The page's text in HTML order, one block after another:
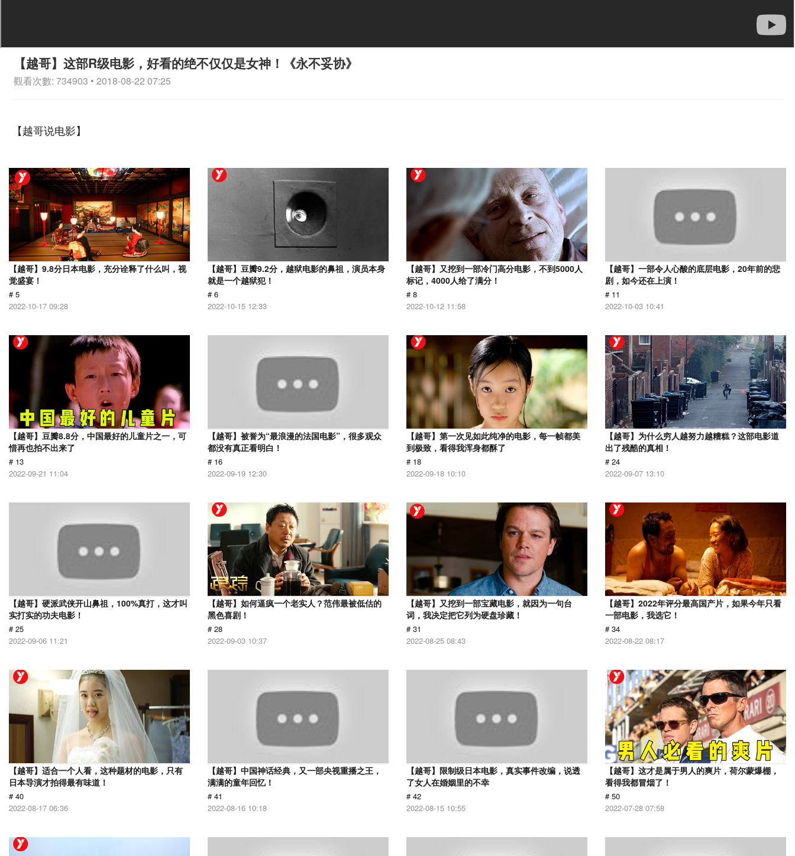
【越哥】这部R级电影，好看的绝不仅仅是女神！《永不妥协》
觀看次數: 734903 • 2018-08-22 07:25
【越哥说电影】
【越哥】9.8分日本电影，充分诠释了什么叫，视
觉盛宴！
# 5
2022-10-17 09:28
【越哥】豆瓣9.2分，越狱电影的鼻祖，演员本身
就是一个越狱犯！
# 6
2022-10-15 12:33
【越哥】又挖到一部冷门高分电影，不到5000人
标记，4000人给了满分！
# 8
2022-10-12 11:58
【越哥】一部令人心酸的底层电影，20年前的悲
剧，如今还在上演！
# 11
2022-10-03 10:41
【越哥】豆瓣8.8分，中国最好的儿童片之一，可
惜再也拍不出来了
# 13
2022-09-21 11:04
【越哥】被誉为“最浪漫的法国电影”，很多观众
都没有真正看明白！
# 16
2022-09-19 12:30
【越哥】第一次见如此纯净的电影，每一帧都美
到极致，看得我浑身都酥了
# 18
2022-09-18 10:10
【越哥】为什么穷人越努力越糟糕？这部电影道
出了残酷的真相！
# 24
2022-09-07 13:10
【越哥】硬派武侠开山鼻祖，100%真打，这才叫
实打实的功夫电影！
# 25
2022-09-06 11:21
【越哥】如何逼疯一个老实人？范伟最被低估的
黑色喜剧！
# 28
2022-09-03 10:37
【越哥】又挖到一部宝藏电影，就因为一句台
词，我决定把它列为硬盘珍藏！
# 31
2022-08-25 08:43
【越哥】2022年评分最高国产片，如果今年只看
一部电影，我选它！
# 34
2022-08-22 08:17
【越哥】适合一个人看，这种题材的电影，只有
日本导演才拍得最有味道！
# 40
2022-08-17 06:36
【越哥】中国神话经典，又一部央视重播之王，
满满的童年回忆！
# 41
2022-08-16 10:18
【越哥】限制级日本电影，真实事件改编，说透
了女人在婚姻里的不幸
# 42
2022-08-15 10:55
【越哥】这才是属于男人的爽片，荷尔蒙爆棚，
看得我都冒烟了！
# 50
2022-07-28 07:58